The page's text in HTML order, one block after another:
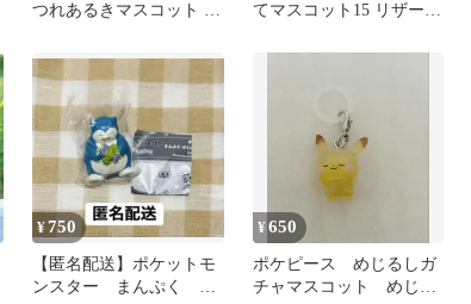
つれあるきマスコット フ
てマスコット15 リザード
¥750
【匿名配送】ポケットモ
ンスター まんぷく ぱ
¥650
ポケピース めじるしガ
チャマスコット めじる